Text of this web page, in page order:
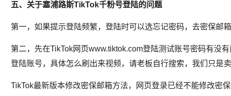
五、关于塞浦路斯TikTok千粉号登陆的问题
第一，如果提示登陆频繁，登陆时可以选忘记密码，去密保邮
第二，先在TikTok网页www.tiktok.com登陆测试账号密码有没
登陆账号，具体怎么刷出来视频，请老板自行搜索，我们只是卖
TikTok最新版本修改密保邮箱方法，网页登录已经不能修改密